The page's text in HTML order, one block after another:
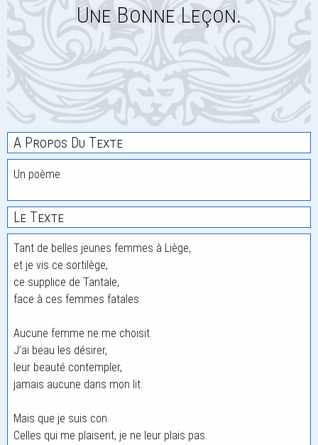
Une Bonne Leçon.
A Propos Du Texte
Un poème.
Le Texte
Tant de belles jeunes femmes à Liège,
et je vis ce sortilège,
ce supplice de Tantale,
face à ces femmes fatales.
Aucune femme ne me choisit.
J’ai beau les désirer,
leur beauté contempler,
jamais aucune dans mon lit.
Mais que je suis con.
Celles qui me plaisent, je ne leur plais pas.